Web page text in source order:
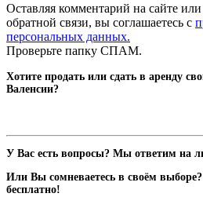
Оставляя комментарий на сайте
обратной связи, вы соглашаетесь с
персональных данных.
Проверьте папку СПАМ.
Хотите продать или сдать в аренду
Валенсии?
У Вас есть вопросы? Мы ответим на
Или Вы сомневаетесь в своём выборе?
бесплатно!